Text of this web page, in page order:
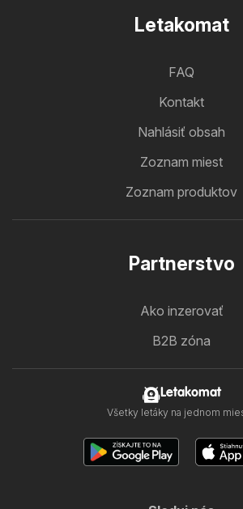
Letakomat
FAQ
Kontakt
Nahlásiť obsah
Zoznam miest
Zoznam produktov
Partnerstvo
Ako inzerovať
B2B zóna
Letakomat
Všetky letáky na jednom